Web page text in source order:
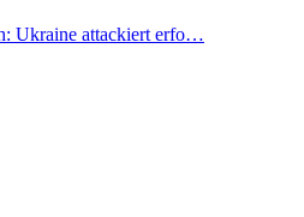
Ukraine attackiert erfo…